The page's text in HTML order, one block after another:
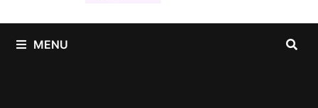
MENU